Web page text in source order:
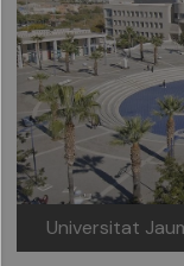
Universitat